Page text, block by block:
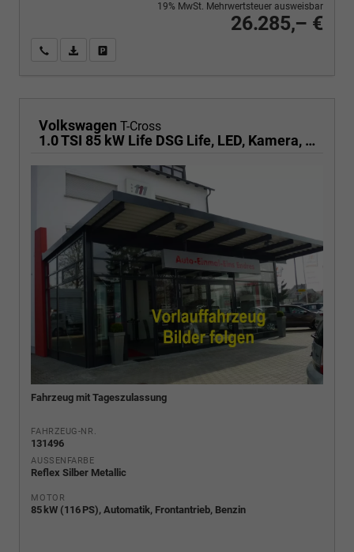
26.285,– €
19% MwSt. Mehrwertsteuer ausweisbar
Wir rufen Sie anPDF-Fahrzeugexposé drucken
Volkswagen T-Cross
1.0 TSI 85 kW Life DSG Life, LED, Kamera, ACC, Side, Winter, 17-Zoll, 3-J. Garantie
Fahrzeug mit Tageszulassung
FAHRZEUG-NR.
131496
AUSSENFARBE
Reflex Silber Metallic
MOTOR
85 kW (116 PS), Automatik, Frontantrieb, Benzin